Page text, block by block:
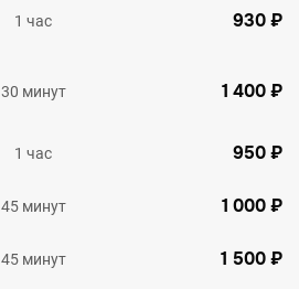
1 час 930 ₽
30 минут 1 400 ₽
1 час 950 ₽
45 минут 1 000 ₽
45 минут 1 500 ₽